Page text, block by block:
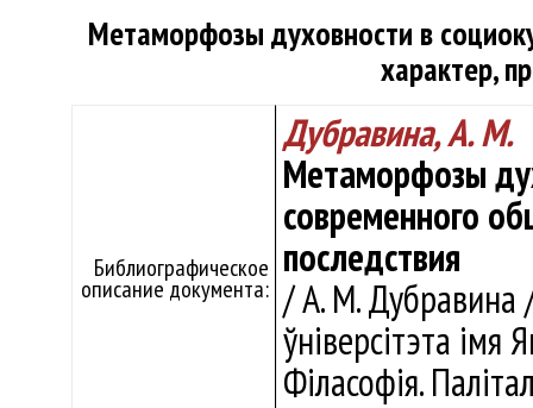
Метаморфозы духовности в
характер,
Библиографическое
описание документа:
Дубравина, А. М.
Метаморфозы
современного
последствия
/ А. М. Дубравина
ўніверсітэта імя
Філасофія.